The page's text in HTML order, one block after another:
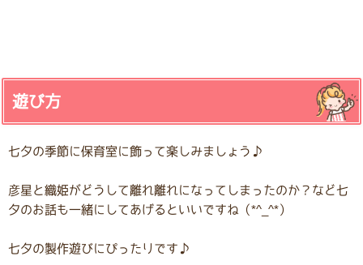
遊び方
七夕の季節に保育室に飾って楽しみましょう♪
彦星と織姫がどうして離れ離れになってしまったのか？など七
夕のお話も一緒にしてあげるといいですね（*^_^*）
七夕の製作遊びにぴったりです♪